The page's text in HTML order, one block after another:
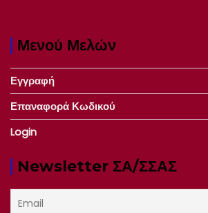
Μενού Μελών
Εγγραφή
Επαναφορά Κωδικού
Login
Newsletter ΣΑ/ΣΣΑΣ